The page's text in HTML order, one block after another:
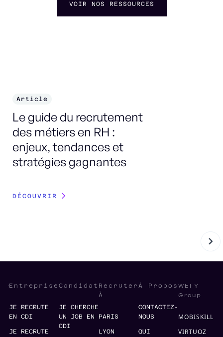
VOIR NOS RESSOURCES
Article
Le guide du recrutement
des métiers en RH :
enjeux, tendances et
stratégies gagnantes
DÉCOUVRIR
Entreprise
JE RECRUTE
EN CDI
JE RECRUTE
Candidat
JE CHERCHE
UN JOB EN
CDI
Recruter
À
PARIS
LYON
À Propos
CONTACTEZ-
NOUS
QUI
WEFY
Group
MOBISKILL
VIRTUOZ